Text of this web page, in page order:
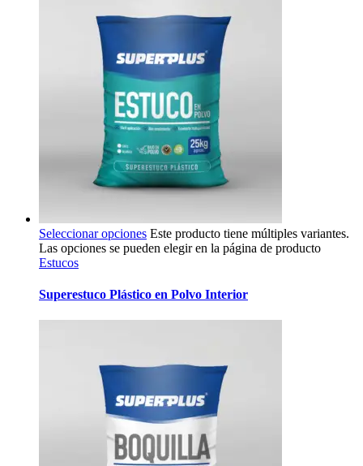
Seleccionar opciones Este producto tiene múltiples variantes.
Las opciones se pueden elegir en la página de producto
Estucos
Superestuco Plástico en Polvo Interior